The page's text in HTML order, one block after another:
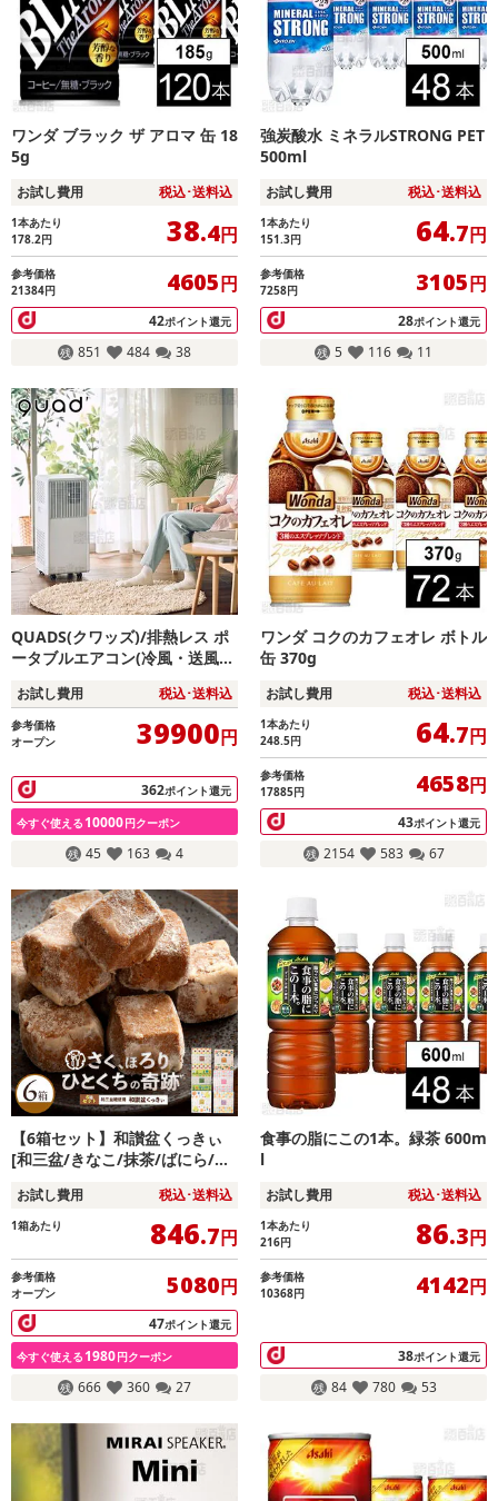
ワンダ ブラック ザ アロマ 缶 18
5g
お試し費用 税込･送料込
1本あたり
178.2円 38.4円
参考価格
21384円
4605円
42ポイント還元
851 484 38
強炭酸水 ミネラルSTRONG PET
500ml
お試し費用 税込･送料込
1本あたり
151.3円 64.7円
参考価格
7258円
3105円
28ポイント還元
5 116 11
QUADS(クワッズ)/排熱レス ポ
ータブルエアコン(冷風・送風・
工事不要)/QS671WH
お試し費用 税込･送料込
参考価格
オープン
39900円
362ポイント還元
今すぐ使える 10000円クーポン
45 163 4
ワンダ コクのカフェオレ ボトル
缶 370g
お試し費用 税込･送料込
1本あたり
248.5円 64.7円
参考価格
17885円
4658円
43ポイント還元
2154 583 67
【6箱セット】和讃盆くっきぃ
[和三盆/きなこ/抹茶/ばにら/木
お試し費用 税込･送料込
1箱あたり 846.7円
参考価格
オープン
5080円
47ポイント還元
今すぐ使える 1980円クーポン
666 360 27
食事の脂にこの1本。緑茶 600m
l
お試し費用 税込･送料込
1本あたり
216円 86.3円
参考価格
10368円
4142円
38ポイント還元
84 780 53